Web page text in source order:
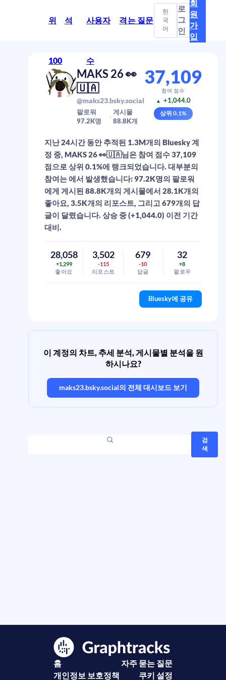
위
100
석 사용자
수
격는 질문
한
국
어
로
그
인
회
원
가
입
MAKS 26 👀
🇺🇦
@maks23.bsky.social
팔로워
97.2K명
게시물
88.8K개
37,109
참여 점수
▲ +1,044.0
상위 0.1%
지난 24시간 동안 추적된 1.3M개의 Bluesky 계
정 중, MAKS 26 👀🇺🇦님은 참여 점수 37,109
점으로 상위 0.1%에 랭크되었습니다. 대부분의
참여는 에서 발생했습니다: 97.2K명의 팔로워
에게 게시된 88.8K개의 게시물에서 28.1K개의
좋아요, 3.5K개의 리포스트, 그리고 679개의 답
글이 달렸습니다. 상승 중 (+1,044.0) 이전 기간
대비.
28,058
+1,299
좋아요
3,502
-115
리포스트
679
-10
답글
32
+8
팔로우
Bluesky에 공유
이 계정의 차트, 추세 분석, 게시물별 분석을 원
하시나요?
maks23.bsky.social의 전체 대시보드 보기
검
색
홈
자주 묻는 질문
개인정보 보호정책
쿠키 설정